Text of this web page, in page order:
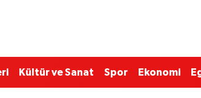
Kültür ve Sanat Spor Ekonomi